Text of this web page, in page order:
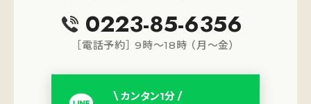
0223-85-6356
［電話予約］ 9時～18時 （月～金）
\ カンタン1分 /